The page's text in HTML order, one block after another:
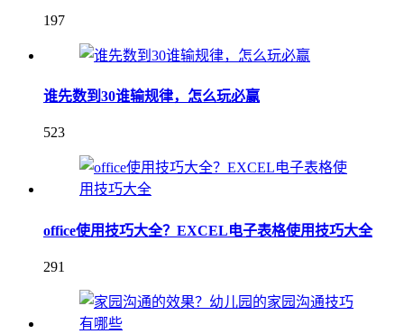
197
谁先数到30谁输规律，怎么玩必赢
523
office使用技巧大全？EXCEL电子表格使用技巧大全
291